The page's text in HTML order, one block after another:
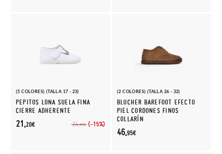
(5 COLORES) (TALLA 17 - 23)
PEPITOS LONA SUELA FINA
CIERRE ADHERENTE
24,95€ (-15%)
21,20€
(2 COLORES) (TALLA 26 - 32)
BLUCHER BAREFOOT EFECTO
PIEL CORDONES FINOS
COLLARÍN
46,95€